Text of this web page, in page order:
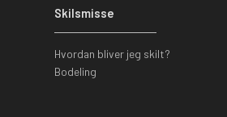
Skilsmisse
Hvordan bliver jeg skilt?
Bodeling